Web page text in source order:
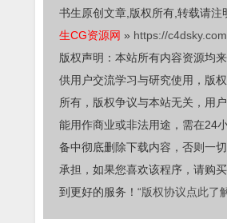
书生原创文章,版权所有,转载请注
生CG资源网 » https://
版权声明：本站所有内容资源均
供用户交流学习与研究使用，版
所有，版权争议与本站无关，用
能用作商业或非法用途，需在24
备中彻底删除下载内容，否则一
承担，如果您喜欢该程序，请购
到更好的服务！ “版权协议点此了